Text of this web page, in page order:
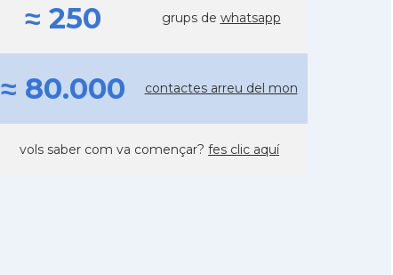
≈ 250 grups de whatsapp
≈ 80.000 contactes arreu del mon
vols saber com va començar? fes clic aquí